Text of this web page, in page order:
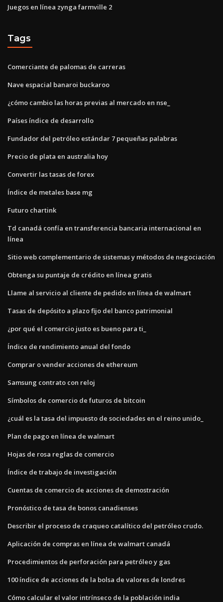
Juegos en línea zynga farmville 2
Tags
Comerciante de palomas de carreras
Nave espacial banaroi buckaroo
¿cómo cambio las horas previas al mercado en nse_
Países índice de desarrollo
Fundador del petróleo estándar 7 pequeñas palabras
Precio de plata en australia hoy
Convertir las tasas de forex
Índice de metales base mg
Futuro chartink
Td canadá confía en transferencia bancaria internacional en
línea
Sitio web complementario de sistemas y métodos de negociación
Obtenga su puntaje de crédito en línea gratis
Llame al servicio al cliente de pedido en línea de walmart
Tasas de depósito a plazo fijo del banco patrimonial
¿por qué el comercio justo es bueno para ti_
Índice de rendimiento anual del fondo
Comprar o vender acciones de ethereum
Samsung contrato con reloj
Símbolos de comercio de futuros de bitcoin
¿cuál es la tasa del impuesto de sociedades en el reino unido_
Plan de pago en línea de walmart
Hojas de rosa reglas de comercio
Índice de trabajo de investigación
Cuentas de comercio de acciones de demostración
Pronóstico de tasa de bonos canadienses
Describir el proceso de craqueo catalítico del petróleo crudo.
Aplicación de compras en línea de walmart canadá
Procedimientos de perforación para petróleo y gas
100 índice de acciones de la bolsa de valores de londres
Cómo calcular el valor intrínseco de la población india